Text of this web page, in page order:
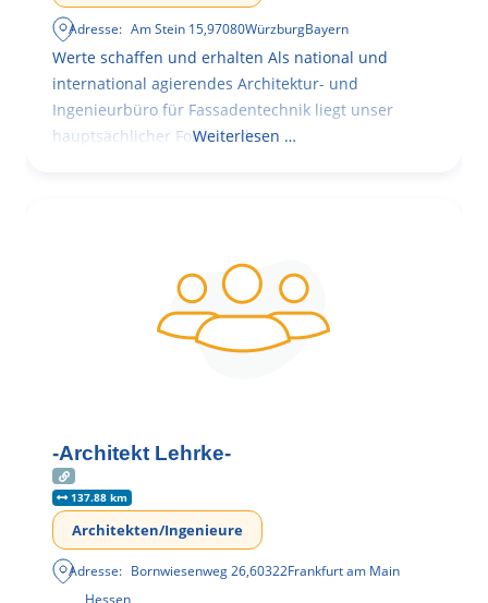
Adresse: Am Stein 15,97080WürzburgBayern
Werte schaffen und erhalten Als national und
international agierendes Architektur- und
Ingenieurbüro für Fassadentechnik liegt unser
hauptsächlicher Fokus in der
Weiterlesen …
-Architekt Lehrke-
137.88 km
Architekten/Ingenieure
Adresse: Bornwiesenweg 26,60322Frankfurt am Main